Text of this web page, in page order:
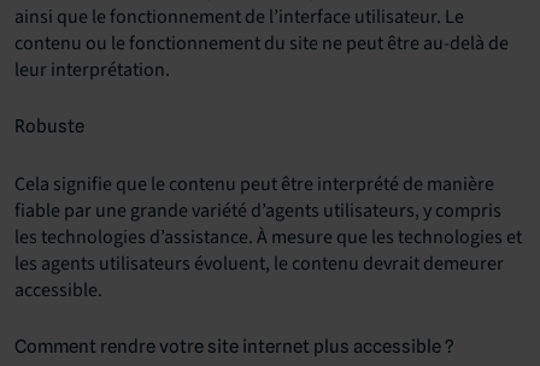
ainsi que le fonctionnement de l’interface utilisateur. Le
contenu ou le fonctionnement du site ne peut être au-delà de
leur interprétation.
Robuste
Cela signifie que le contenu peut être interprété de manière
fiable par une grande variété d’agents utilisateurs, y compris
les technologies d’assistance. À mesure que les technologies et
les agents utilisateurs évoluent, le contenu devrait demeurer
accessible.
Comment rendre votre site internet plus accessible ?